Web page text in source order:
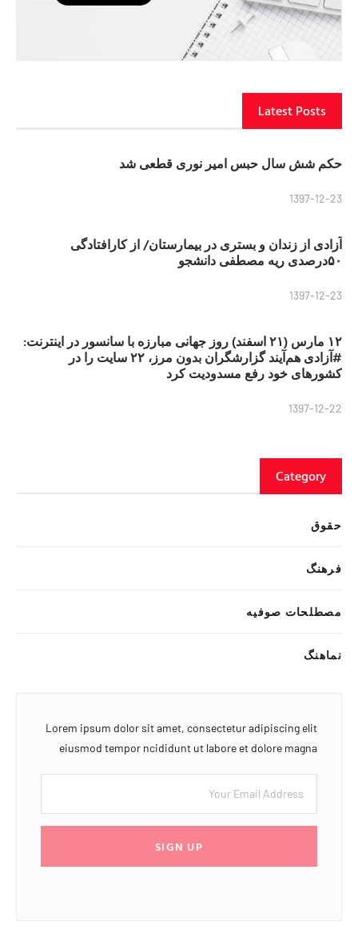
Latest Posts
حکم شش سال حبس امیر نوری قطعی شد
1397-12-23
آزادی از زندان و بستری در بیمارستان/ از کارافتادگی
۵۰درصدی ریه مصطفی دانشجو
1397-12-23
۱۲ مارس (۲۱ اسفند) روز جهانی مبارزه با سانسور در اینترنت:
#آزادی هم‌آیند گزارشگران‌ بدون مرز، ۲۲ سایت را در
کشورهای خود رفع مسدودیت کرد
1397-12-22
Category
حقوق
فرهنگ
مصطلحات صوفیه
نماهنگ
Lorem ipsum dolor sit amet, consectetur adipiscing elit
eiusmod tempor ncididunt ut labore et dolore magna
SIGN UP